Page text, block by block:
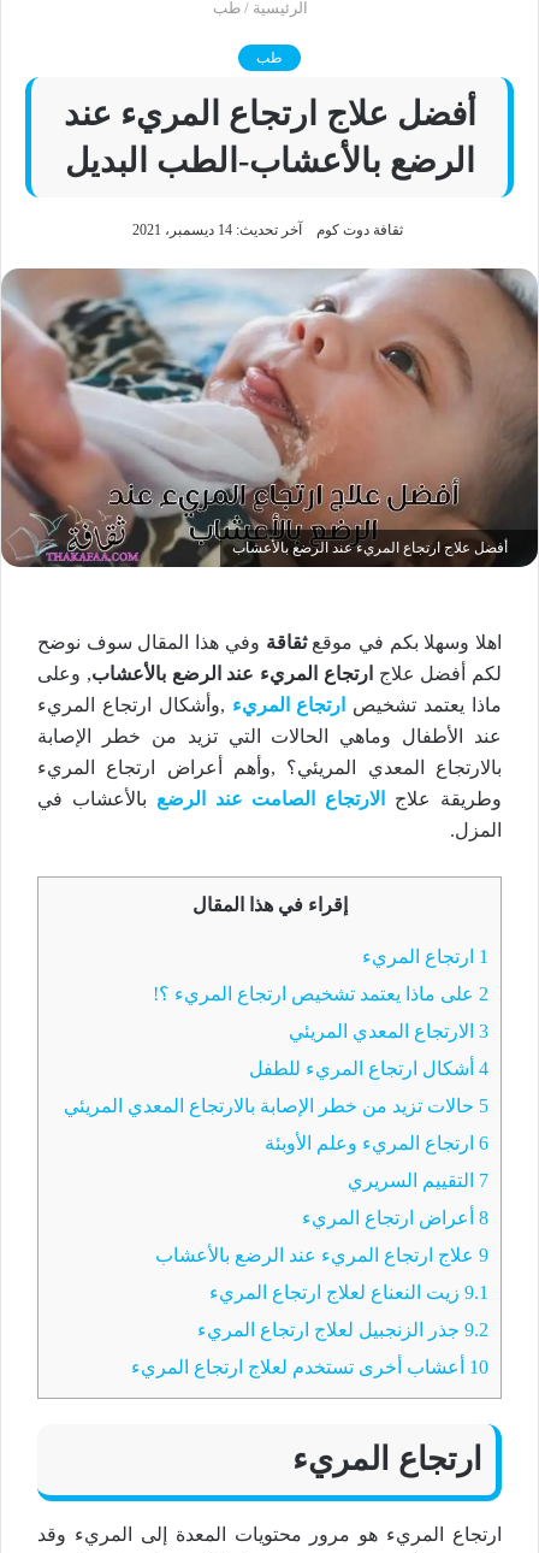
الرئيسية / طب
طب
أفضل علاج ارتجاع المريء عند
الرضع بالأعشاب-الطب البديل
ثقافة دوت كوم آخر تحديث: 14 ديسمبر، 2021
أفضل علاج ارتجاع المريء عند الرضع بالأعشاب
اهلا وسهلا بكم في موقعثقاقة وفي هذا المقال سوف نوضح
لكم أفضل علاج ارتجاع المريء عند الرضع بالأعشاب, وعلى
ماذا يعتمد تشخيص
ارتجاع المريء ,وأشكال ارتجاع المريء
عند الأطفال وماهي الحالات التي تزيد من خطر الإصابة
بالارتجاع المعدي المريئي؟ ,وأهم أعراض ارتجاع المريء
وطريقة علاج
الارتجاع الصامت عند الرضع بالأعشاب في
المزل.
إقراء في هذا المقال
1 ارتجاع المريء
2 على ماذا يعتمد تشخيص ارتجاع المريء ؟!
3 الارتجاع المعدي المريئي
4 أشكال ارتجاع المريء للطفل
5 حالات تزيد من خطر الإصابة بالارتجاع المعدي المريئي
6 ارتجاع المريء وعلم الأوبئة
7 التقييم السريري
8 أعراض ارتجاع المريء
9 علاج ارتجاع المريء عند الرضع بالأعشاب
9.1 زيت النعناع لعلاج ارتجاع المريء
9.2 جذر الزنجبيل لعلاج ارتجاع المريء
10 أعشاب أخرى تستخدم لعلاج ارتجاع المريء
ارتجاع المريء
ارتجاع المريء هو مرور محتويات المعدة إلى المريء وقد